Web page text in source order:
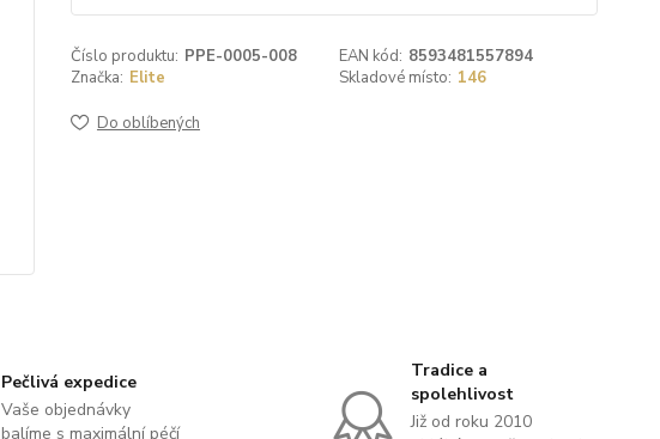
Číslo produktu: PPE-0005-008 EAN kód: 8593481557894
Značka: Elite Skladové místo: 146
Do oblíbených
Pečlivá expedice
Vaše objednávky
balíme s maximální péčí
Tradice a
spolehlivost
Již od roku 2010